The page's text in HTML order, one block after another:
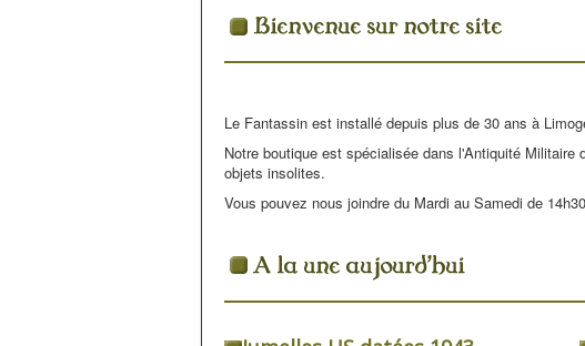
Le Fantassin est installé depuis plus de 30 ans à
Notre boutique est spécialisée dans l'Antiquité
objets insolites.
Vous pouvez nous joindre du Mardi au Samedi de